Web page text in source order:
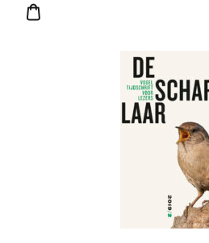
1414 v. Chr. We kijken mee door
andere de farao, een soldaat,
aanvullende informatie in de
fascinerende tijdperk nog meer